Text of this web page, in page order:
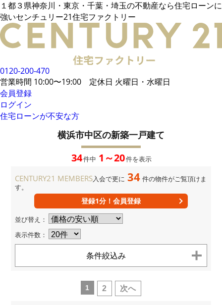
１都３県神奈川・東京・千葉・埼玉の不動産なら住宅ローンに
強いセンチュリー21住宅ファクトリー
0120-200-470
営業時間 10:00〜19:00 定休日 火曜日・水曜日
会員登録
ログイン
住宅ローンが不安な方
電話でご相談
メールでご相談
来店予約
LINEでお問い合わせ
お悩み例
その他借入がある場合
統計データ
借入事例
住宅ローンに強い
住宅ローン内緒話
無料会員登録はこちら
ログイン
お気に入り一覧
所在地から探す
路線・駅から探す
MAP検索
値下げ物件
企業概要
店舗案内
お問い合わせ
横浜市中区の新築一戸建て
34件中 1～20件を表示
CENTURY21 MEMBERS入会で更に 34 件の物件がご覧頂けま
す。
登録1分！会員登録
並び替え：
表示件数：
条件絞込み
1 2 次へ